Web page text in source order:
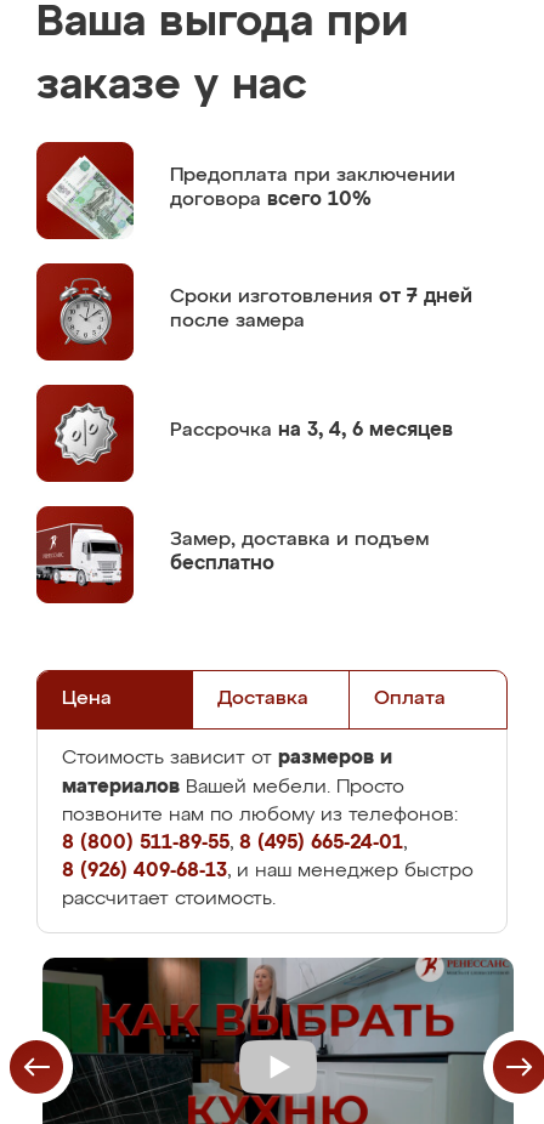
Ваша выгода при
заказе у нас
Предоплата при заключении
договора всего 10%
Сроки изготовления от 7 дней
после замера
Рассрочка на 3, 4, 6 месяцев
Замер, доставка и подъем
бесплатно
Цена Доставка Оплата
Стоимость зависит от размеров и
материалов Вашей мебели. Просто
позвоните нам по любому из телефонов:
8 (800) 511-89-55, 8 (495) 665-24-01,
8 (926) 409-68-13, и наш менеджер быстро
рассчитает стоимость.